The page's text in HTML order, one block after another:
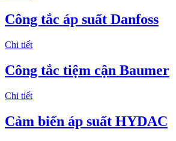
Công tắc áp suất Danfoss
Chi tiết
Công tắc tiệm cận Baumer
Chi tiết
Cảm biến áp suất HYDAC